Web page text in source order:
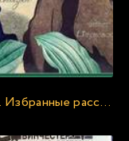
Лиспет. Избранные рассказы из 9 сборников - Редьярд Киплинг